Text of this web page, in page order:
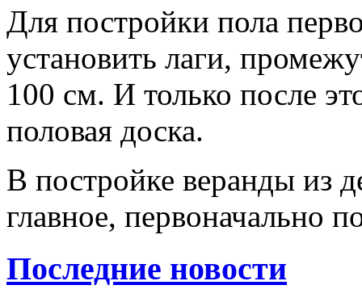
Для постройки пола
установить лаги,
100 см. И только после
половая доска.
В постройке веранды из
главное, первоначально
Последние новости